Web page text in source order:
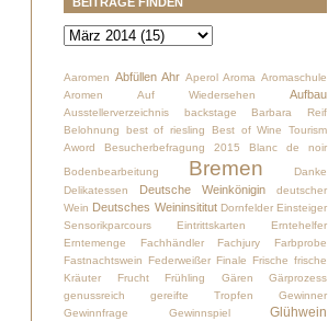
Aaromen Abfüllen Ahr Aperol Aroma Aromaschule
Aromen
Auf Wiedersehen Aufbau
Ausstellerverzeichnis backstage
Barbara Reif
Belohnung
best of riesling
Best of Wine Tourism
Aword
Besucherbefragung 2015
Blanc de noir
Bodenbearbeitung
Bremen
Danke
Delikatessen
Deutsche Weinkönigin
deutscher
Wein Deutsches Weininsititut Dornfelder Einsteiger
Sensorikparcours
Eintrittskarten
Erntehelfer
Erntemenge
Fachhändler Fachjury
Farbprobe
Fastnachtswein
Federweißer Finale Frische frische
Kräuter
Frucht Frühling Gären
Gärprozess
genussreich
gereifte Tropfen
Gewinner
Gewinnfrage
Gewinnspiel Glühwein